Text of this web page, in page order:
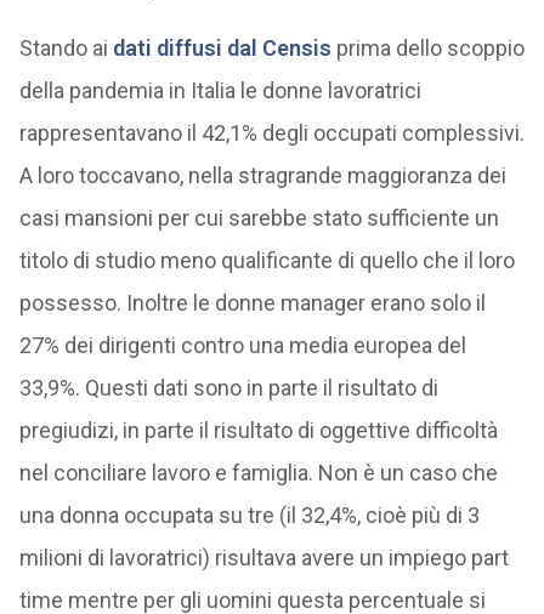
Stando ai dati diffusi dal Censis prima dello scoppio
della pandemia in Italia le donne lavoratrici
rappresentavano il 42,1% degli occupati complessivi.
A loro toccavano, nella stragrande maggioranza dei
casi mansioni per cui sarebbe stato sufficiente un
titolo di studio meno qualificante di quello che il loro
possesso. Inoltre le donne manager erano solo il
27% dei dirigenti contro una media europea del
33,9%. Questi dati sono in parte il risultato di
pregiudizi, in parte il risultato di oggettive difficoltà
nel conciliare lavoro e famiglia. Non è un caso che
una donna occupata su tre (il 32,4%, cioè più di 3
milioni di lavoratrici) risultava avere un impiego part
time mentre per gli uomini questa percentuale si